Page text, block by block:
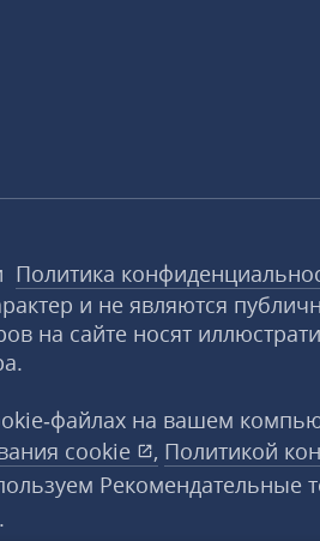
Политика
и не являются
на сайте носят
на вашем
cookie , Политикой
Рекомендательные
.